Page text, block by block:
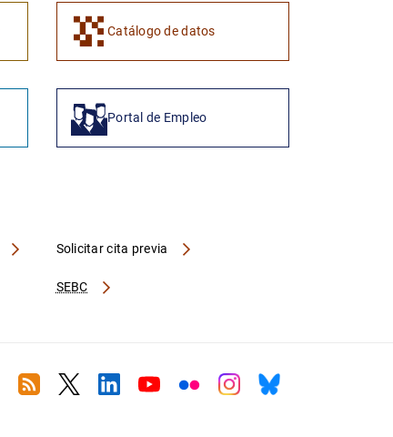
Catálogo de datos
Portal de Empleo
SEBC
Solicitar cita previa
RSS TwitterLinkedin
YoutubeFlickrInstagram
Bluesky